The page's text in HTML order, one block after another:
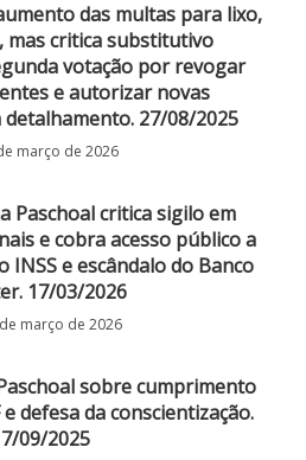
das multas para lixo,
mas critica substitutivo
votação por revogar
e autorizar novas
27/08/2025
março de 2026
Paschoal critica sigilo em
e cobra acesso público a
INSS e escândalo do Banco
17/03/2026
março de 2026
sobre cumprimento
defesa da conscientização.
09/2025